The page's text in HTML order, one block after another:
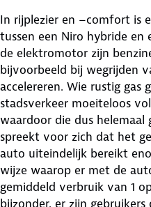
In rijplezier en –comfort is
tussen een Niro hybride en
de elektromotor zijn
bijvoorbeeld bij wegrijden
accelereren. Wie rustig gas
stadsverkeer moeiteloos
waardoor die dus
spreekt voor zich dat het
auto uiteindelijk bereikt
wijze waarop er met de
gemiddeld verbruik van 1
bijzonder, er zijn